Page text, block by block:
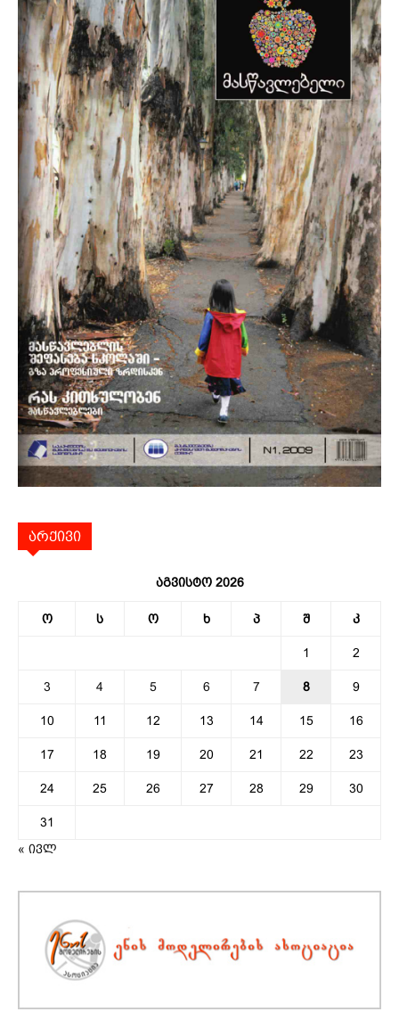
არქივი
აგვისტო 2026
ო ს ო ხ პ შ კ
1 2
3 4 5 6 7 8 9
10 11 12 13 14 15 16
17 18 19 20 21 22 23
24 25 26 27 28 29 30
31
« ივლ